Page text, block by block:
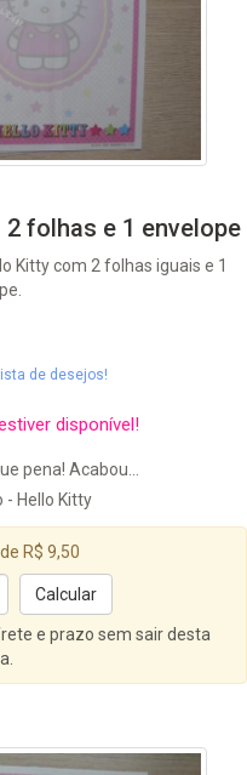
folhas e 1 envelope
Kitty com 2 folhas iguais e 1
de desejos!
disponível!
pena! Acabou...
- Hello Kitty
R$ 9,50
e prazo sem sair desta